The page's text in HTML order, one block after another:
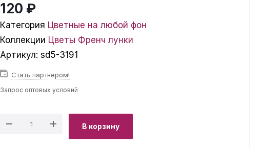
120 ₽
Категория Цветные на любой фон
Коллекции Цветы Френч лунки
Артикул: sd5-3191
Стать партнером!
Запрос оптовых условий
В корзину